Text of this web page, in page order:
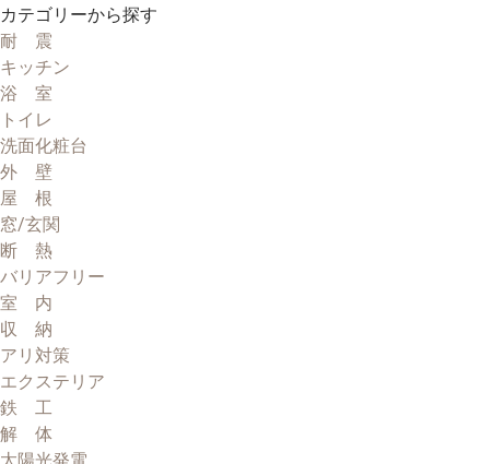
カテゴリーから探す
耐 震
キッチン
浴 室
トイレ
洗面化粧台
外 壁
屋 根
窓/玄関
断 熱
バリアフリー
室 内
収 納
アリ対策
エクステリア
鉄 工
解 体
太陽光発電